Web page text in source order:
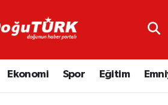
Ekonomi Spor Eğitim